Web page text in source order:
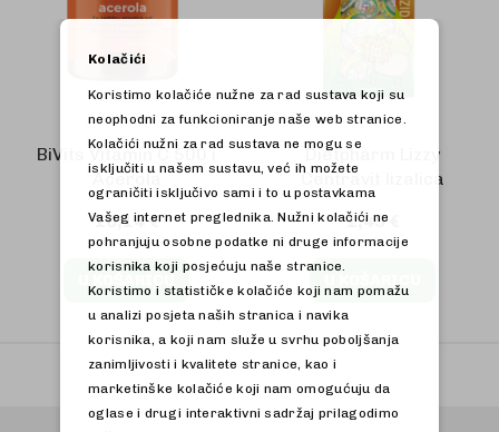
BiVits Vitamin C 500 i
Acerola
10,14 €
Dietpharm Lizzy
Centravit lizalica
1,45 €
Kolačići
Koristimo kolačiće nužne za rad sustava koji su
neophodni za funkcioniranje naše web stranice.
Kolačići nužni za rad sustava ne mogu se
isključiti u našem sustavu, već ih možete
ograničiti isključivo sami i to u postavkama
Vašeg internet preglednika. Nužni kolačići ne
pohranjuju osobne podatke ni druge informacije
korisnika koji posjećuju naše stranice.
Koristimo i statističke kolačiće koji nam pomažu
u analizi posjeta naših stranica i navika
korisnika, a koji nam služe u svrhu poboljšanja
zanimljivosti i kvalitete stranice, kao i
marketinške kolačiće koji nam omogućuju da
oglase i drugi interaktivni sadržaj prilagodimo